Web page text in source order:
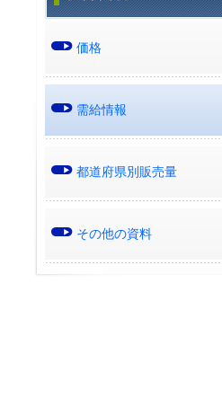
価格
需給情報
都道府県別販売量
その他の資料